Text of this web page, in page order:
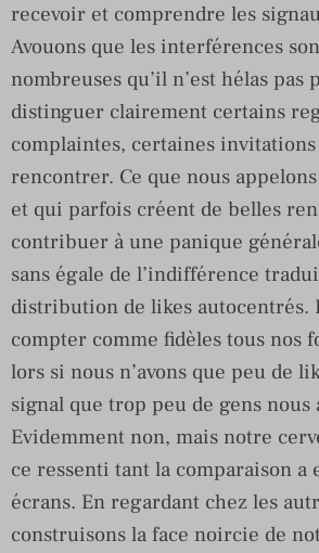
recevoir et comprendre les
Avouons que les interférences
nombreuses qu’il n’est hélas pas
distinguer clairement certains
complaintes, certaines invitations
rencontrer. Ce que nous
et qui parfois créent de belles
contribuer à une panique
sans égale de l’indifférence
distribution de likes autocentrés.
compter comme fidèles tous nos
lors si nous n’avons que peu de
signal que trop peu de gens nous
Evidemment non, mais notre
ce ressenti tant la comparaison a
écrans. En regardant chez les
construisons la face noircie de